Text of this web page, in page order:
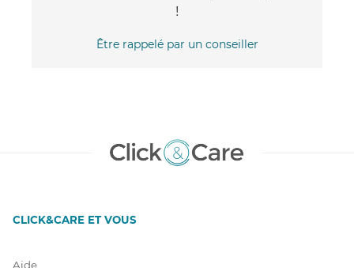
!
Être rappelé par un conseiller
CLICK&CARE ET VOUS
Aide